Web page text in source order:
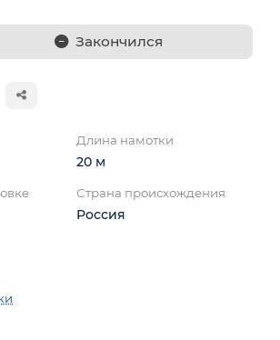
Закончился
Длина намотки
20 м
Страна происхождения
Россия